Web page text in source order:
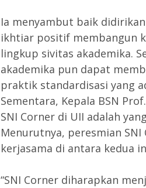
Ia menyambut baik
ikhtiar positif membangun
lingkup sivitas akademika.
akademika pun dapat
praktik standardisasi yang
Sementara, Kepala BSN
SNI Corner di UII adalah
Menurutnya, peresmian
kerjasama di antara kedua
“SNI Corner diharapkan